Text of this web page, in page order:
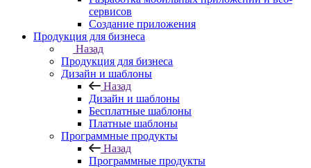
сервисов
Создание приложения
Продукция для бизнеса
Назад
Продукция для бизнеса
Дизайн и шаблоны
Назад
Дизайн и шаблоны
Бесплатные шаблоны
Платные шаблоны
Программные продукты
Назад
Программные продукты